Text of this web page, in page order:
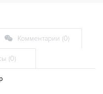
Комментарии (0)
(0)